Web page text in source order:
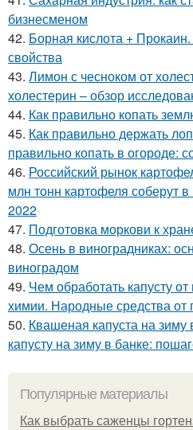
бизнесменом
42. Борная кислота +
свойства
43. Лимон с чесноком от
холестерин – обзор
44. Как правильно копать
45. Как правильно держать
правильно копать в огороде:
46. Российский рынок
млн тонн картофеля соберут
2022
47. Подготовка моркови к
48. Осень в виноградниках:
виноградом
49. Чем обработать капусту от
химии. Народные средства от
50. Квашеная капуста на зиму
капусту на зиму в банке:
Популярные материалы
Как выбрать саженцы